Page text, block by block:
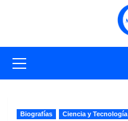
primario
Biografías Ciencia y Tecnología